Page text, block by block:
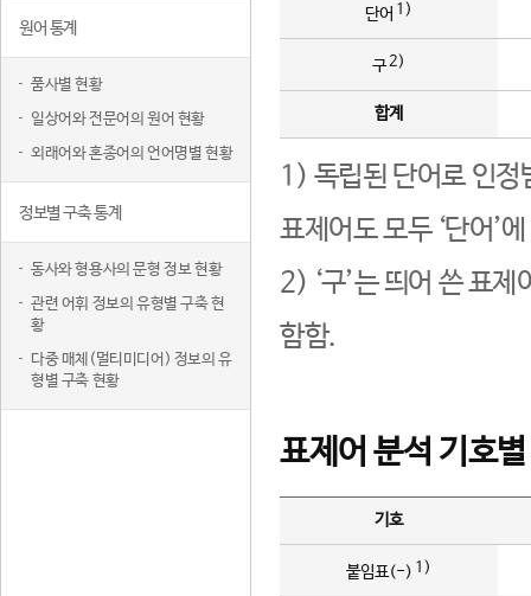
원어 통계
품사별 현황
일상어와 전문어의 원어 현황
외래어와 혼종어의 언어명별 현황
정보별 구축 통계
동사와 형용사의 문형 정보 현황
관련 어휘 정보의 유형별 구축 현
황
다중 매체(멀티미디어) 정보의 유
형별 구축 현황
단어 1)
구2)
합계
1) 독립된 단어로 인정
표제어도 모두 ‘단어’
2) ‘구’는 띄어 쓴 표
함함.
표제어 분석 기호
기호
붙임표(-) 1)